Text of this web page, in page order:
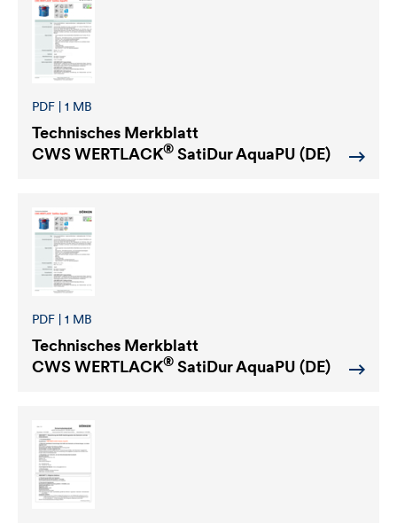
PDF | 1 MB
Technisches Merkblatt
CWS WERTLACK® SatiDur AquaPU (DE)
PDF | 1 MB
Technisches Merkblatt
CWS WERTLACK® SatiDur AquaPU (DE)